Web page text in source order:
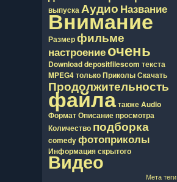
выпускаАудио Название
Внимание
Размерфильме
настроениеочень
Downloaddepositfilescom текста
MPEG4толькоПриколыСкачать
Продолжительность
файлатакжеAudio
ФорматОписаниепросмотра
Количество подборка
comedyфотоприколы
Информацияскрытого
Видео
Мета теги